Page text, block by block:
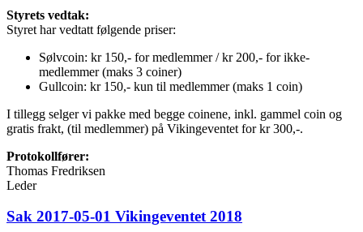
Styrets vedtak:
Styret har vedtatt følgende priser:
Sølvcoin: kr 150,- for medlemmer / kr 200,- for ikke-
medlemmer (maks 3 coiner)
Gullcoin: kr 150,- kun til medlemmer (maks 1 coin)
I tillegg selger vi pakke med begge coinene, inkl. gammel coin og
gratis frakt, (til medlemmer) på Vikingeventet for kr 300,-.
Protokollfører:
Thomas Fredriksen
Leder
Sak 2017-05-01 Vikingeventet 2018